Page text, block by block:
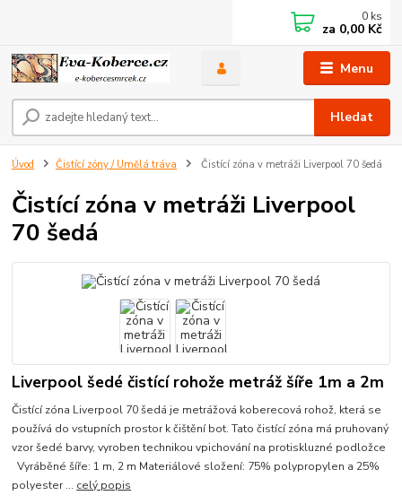
Menu
Hledat
0 ks
za 0,00 Kč
Úvod Čistící zóny / Umělá tráva Čistící zóna v metráži Liverpool 70 šedá
Čistící zóna v metráži Liverpool
70 šedá
Liverpool šedé čistící rohože metráž šíře 1m a 2m
Čistící zóna Liverpool 70 šedá je metrážová koberecová rohož, která se
používá do vstupních prostor k čištění bot. Tato čistící zóna má pruhovaný
vzor šedé barvy, vyroben technikou vpichování na protiskluzné podložce
Vyráběné šíře: 1 m, 2 m Materiálové složení: 75% polypropylen a 25%
polyester ... celý popis